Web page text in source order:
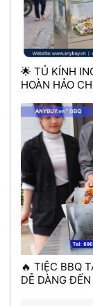
🌟 TỦ KÍNH
HOÀN HẢO
🔥 TIỆC BBQ
DỄ DÀNG